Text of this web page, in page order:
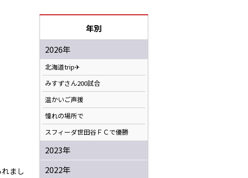
まし
年別
2026年
北海道trip✈
みすずさん200試合
温かいご声援
憧れの場所で
スフィーダ世田谷ＦＣで優勝
2023年
2022年